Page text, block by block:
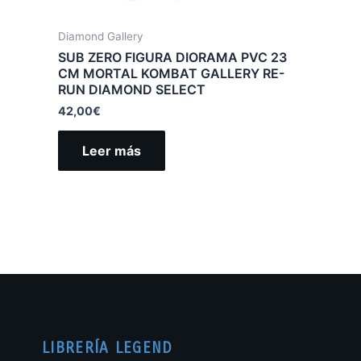
Diamond Gallery
SUB ZERO FIGURA DIORAMA PVC 23
CM MORTAL KOMBAT GALLERY RE-
RUN DIAMOND SELECT
42,00€
Leer más
LIBRERÍA LEGEND